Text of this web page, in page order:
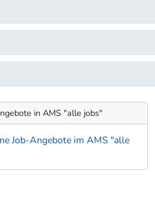
in AMS "alle jobs"
Job-Angebote im AMS "alle